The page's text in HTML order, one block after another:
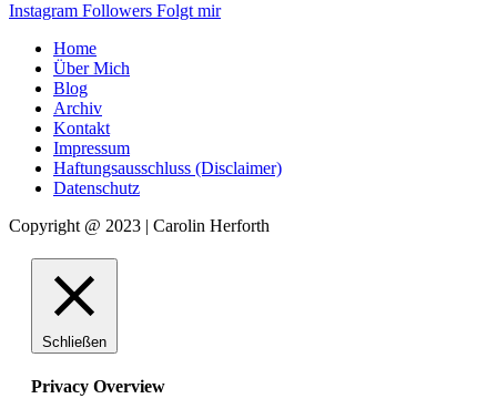
Instagram Followers Folgt mir
Home
Über Mich
Blog
Archiv
Kontakt
Impressum
Haftungsausschluss (Disclaimer)
Datenschutz
Copyright @ 2023 | Carolin Herforth
Schließen
Privacy Overview